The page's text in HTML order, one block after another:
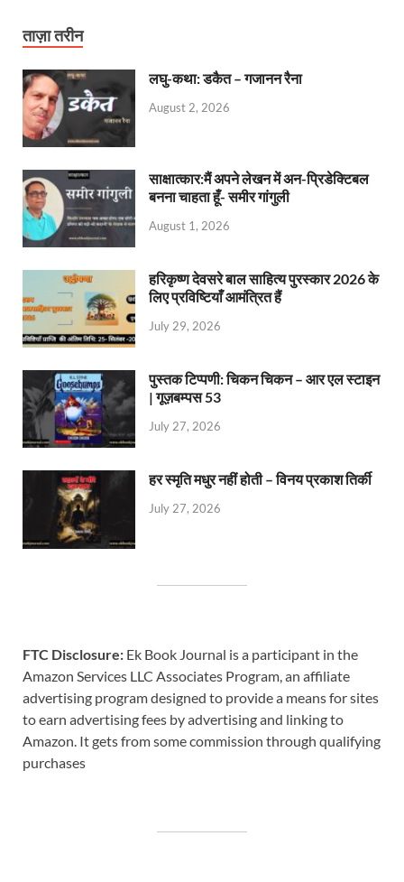
ताज़ा तरीन
लघु-कथा: डकैत – गजानन रैना
August 2, 2026
साक्षात्कार:मैं अपने लेखन में अन-प्रिडेक्टिबल
बनना चाहता हूँ- समीर गांगुली
August 1, 2026
हरिकृष्ण देवसरे बाल साहित्य पुरस्कार 2026 के
लिए प्रविष्टियाँ आमंत्रित हैं
July 29, 2026
पुस्तक टिप्पणी: चिकन चिकन – आर एल स्टाइन
| गूज़बम्पस 53
July 27, 2026
हर स्मृति मधुर नहीं होती – विनय प्रकाश तिर्की
July 27, 2026
FTC Disclosure: Ek Book Journal is a participant in the
Amazon Services LLC Associates Program, an affiliate
advertising program designed to provide a means for sites
to earn advertising fees by advertising and linking to
Amazon. It gets from some commission through qualifying
purchases